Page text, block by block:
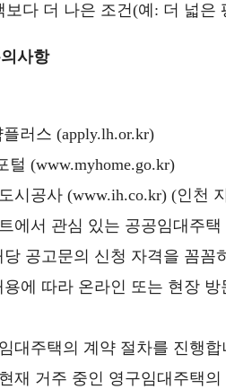
보다 더 나은 조건(예: 더 넓은
사항
러스 (apply.lh.or.kr)
털 (www.myhome.go.kr)
시공사 (www.ih.co.kr) (인천
에서 관심 있는 공공임대주
당 공고문의 신청 자격을 꼼꼼
용에 따라 온라인 또는 현장
대주택의 계약 절차를 진행합
재 거주 중인 영구임대주택